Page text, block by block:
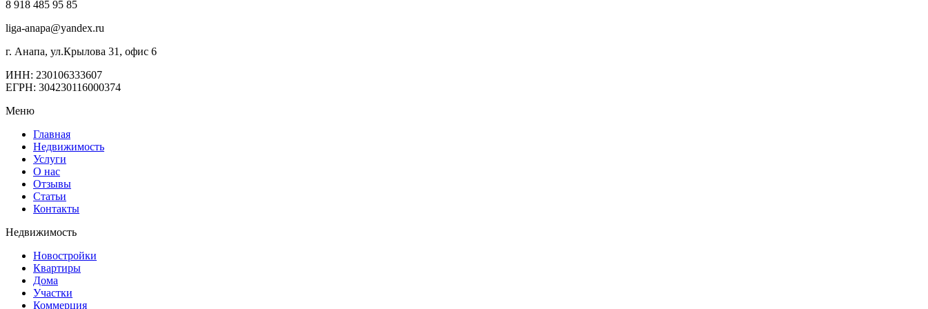
8 918 485 95 85
liga-anapa@yandex.ru
г. Анапа, ул.Крылова 31, офис 6
ИНН: 230106333607
ЕГРН: 304230116000374
Меню
Главная
Недвижимость
Услуги
О нас
Отзывы
Статьи
Контакты
Недвижимость
Новостройки
Квартиры
Дома
Участки
Коммерция